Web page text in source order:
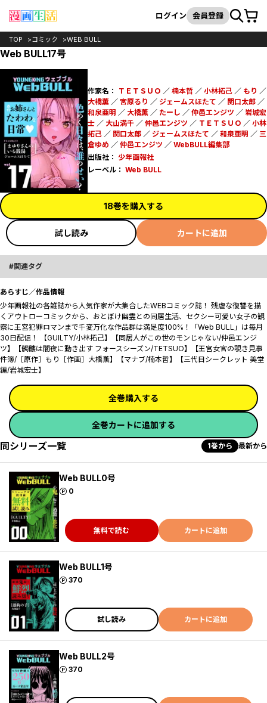
検索
ログイン 会員登録カート
TOP コミック WEB BULL
Web BULL17号
作家名： ＴＥＴＳＵＯ ／ 楠本哲／ 小林拓己／ もり ／
大橋薫／ 宮原るり ／ ジェームスほたて ／ 関口太郎／
和泉亜明 ／ 大橋薫／ たーし ／ 仲邑エンジツ ／ 岩城宏
士／ 大山満千／ 仲邑エンジツ ／ ＴＥＴＳＵＯ ／ 小林
拓己／ 関口太郎／ ジェームスほたて ／ 和泉亜明 ／ 三
倉ゆめ ／ 仲邑エンジツ ／ WebBULL編集部
出版社： 少年画報社
レーベル： Web BULL
18巻を購入する
試し読み カートに追加
関連タグ
あらすじ／作品情報
少年画報社の各雑誌から人気作家が大集合したWEBコミック誌！ 残虐な復讐を描
くアウトローコミックから、おとぼけ幽霊との同居生活、セクシー可愛い女子の観
察に王宮犯罪ロマンまで千変万化な作品群は満足度100%！「Web BULL」は毎月
30日配信！ 【GUILTY/小林拓己】【同居人がこの世のモンじゃない/仲邑エンジ
ツ】【髑髏は闇夜に動き出す フォースシーズン/TETSUO】【王宮女官の覗き見事
件簿/［原作］もり［作画］大橋薫】【マナブ/楠本哲】【三代目シークレット 美堂
編/岩城宏士】
全巻購入する
全巻カートに追加する
同シリーズ一覧 1巻から 最新から
Web BULL0号
0
ポイント
無料で読む カートに追加
Web BULL1号
370
ポイント
試し読み カートに追加
Web BULL2号
370
ポイント